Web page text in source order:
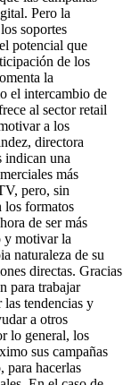
Pero la
soportes
potencial que
de los
la
el intercambio de
al sector retail
a los
directora
indican una
más
pero, sin
los formatos
de ser más
y motivar la
naturaleza de su
directas. Gracias
para trabajar
tendencias y
a otros
lo general, los
sus campañas
para hacerlas